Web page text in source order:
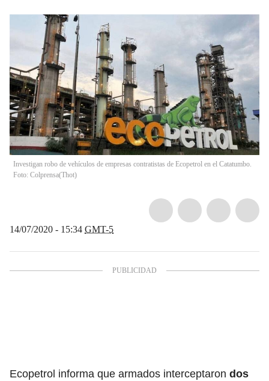
Investigan robo de vehículos de empresas contratistas de Ecopetrol en el Catatumbo.
Foto: Colprensa(Thot)
14/07/2020 - 15:34 GMT-5
Ecopetrol informa que armados interceptaron dos